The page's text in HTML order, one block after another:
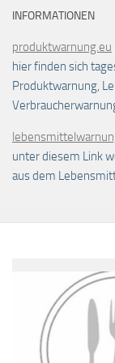
INFORMATIONEN
produktwarnung.eu
hier finden sich
Produktwarnung,
unter diesem Link
aus dem